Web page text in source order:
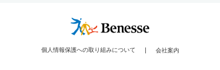
個人情報保護への取り組みについて 会社案内